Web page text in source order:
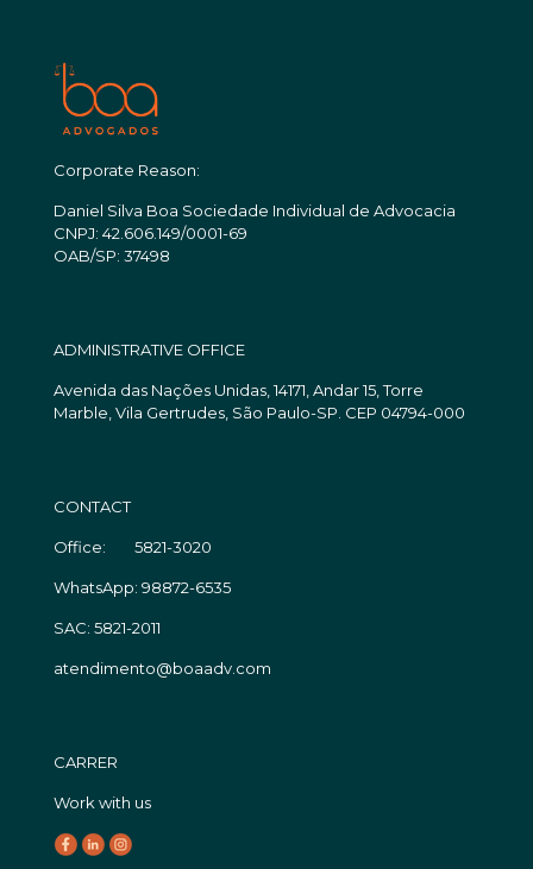
Corporate Reason:
Daniel Silva Boa Sociedade Individual de Advocacia
CNPJ: 42.606.149/0001-69
OAB/SP: 37498
ADMINISTRATIVE OFFICE
Avenida das Nações Unidas, 14171, Andar 15, Torre
Marble, Vila Gertrudes, São Paulo-SP. CEP 04794-000
CONTACT
Office: 5821-3020
WhatsApp: 98872-6535
SAC: 5821-2011
atendimento@boaadv.com
CARRER
Work with us